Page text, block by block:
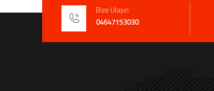
Bize Ulaşın
04647153030